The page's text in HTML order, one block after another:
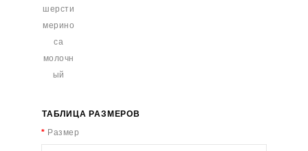
ТАБЛИЦА РАЗМЕРОВ
Размер